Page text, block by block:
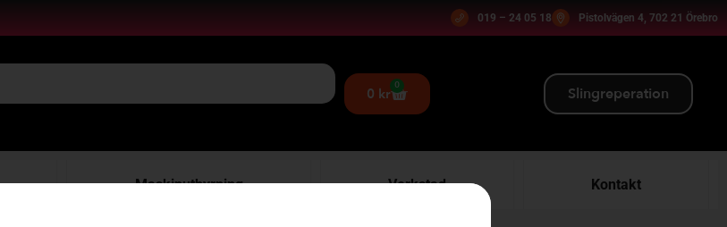
019 – 24 05 18 Pistolvägen 4, 702 21 Örebro
0 kr 0 Slingreperation
Maskinuthyrning Verkstad Kontakt